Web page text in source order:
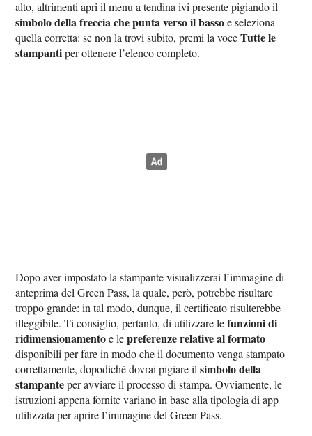
alto, altrimenti apri il menu a tendina ivi presente pigiando il
simbolo della freccia che punta verso il bassoe seleziona
quella corretta: se non la trovi subito, premi la voceTutte le
stampantiper ottenere l’elenco completo.
Dopo aver impostato la stampante visualizzerai l’immagine di
anteprima del Green Pass, la quale, però, potrebbe risultare
troppo grande: in tal modo, dunque, il certificato risulterebbe
illeggibile. Ti consiglio, pertanto, di utilizzare lefunzioni di
ridimensionamentoe lepreferenze relative al formato
disponibili per fare in modo che il documento venga stampato
correttamente, dopodiché dovrai pigiare ilsimbolo della
stampanteper avviare il processo di stampa. Ovviamente, le
istruzioni appena fornite variano in base alla tipologia di app
utilizzata per aprire l’immagine del Green Pass.